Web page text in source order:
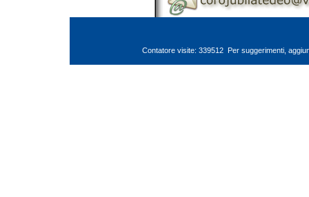
Contatore visite: 339512 Per suggerimenti,